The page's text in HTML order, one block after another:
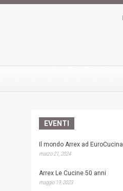
EVENTI
Il mondo Arrex ad EuroCucina
marzo 21, 2024
Arrex Le Cucine 50 anni
maggio 19, 2023